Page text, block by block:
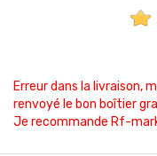
Erreur dans la livraison,
renvoyé le bon boîtier
Je recommande Rf-